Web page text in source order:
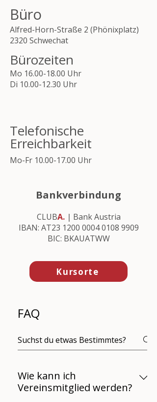
Büro
Alfred-Horn-Straße 2 (Phönixplatz)
2320 Schwechat
Bürozeiten
Mo 16.00-18.00 Uhr
Di 10.00-12.30 Uhr
Telefonische
Erreichbarkeit
Mo-Fr 10.00-17.00 Uhr
Bankverbindung
CLUBA. | Bank Austria
IBAN: AT23 1200 0004 0108 9909
BIC: BKAUATWW
Kursorte
FAQ
Wie kann ich
Vereinsmitglied werden?